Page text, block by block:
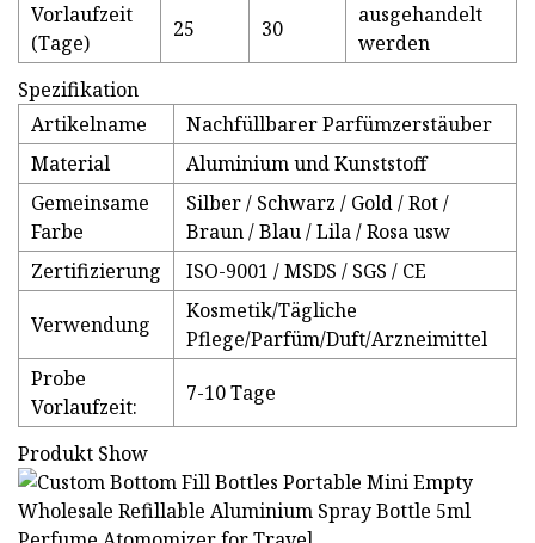
Vorlaufzeit
(Tage)
25 30
ausgehandelt
werden
Spezifikation
Artikelname
Nachfüllbarer Parfümzerstäuber
Material
Aluminium und Kunststoff
Gemeinsame
Farbe
Silber / Schwarz / Gold / Rot /
Braun / Blau / Lila / Rosa usw
Zertifizierung
ISO-9001 / MSDS / SGS / CE
Verwendung
Kosmetik/Tägliche
Pflege/Parfüm/Duft/Arzneimittel
Probe
Vorlaufzeit:
7-10 Tage
Produkt Show